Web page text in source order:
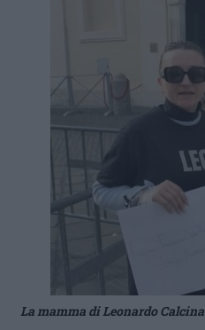
La mamma di Leonardo Calcina